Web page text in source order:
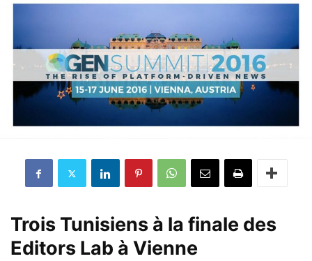
Trois Tunisiens à la finale des
Editors Lab à Vienne